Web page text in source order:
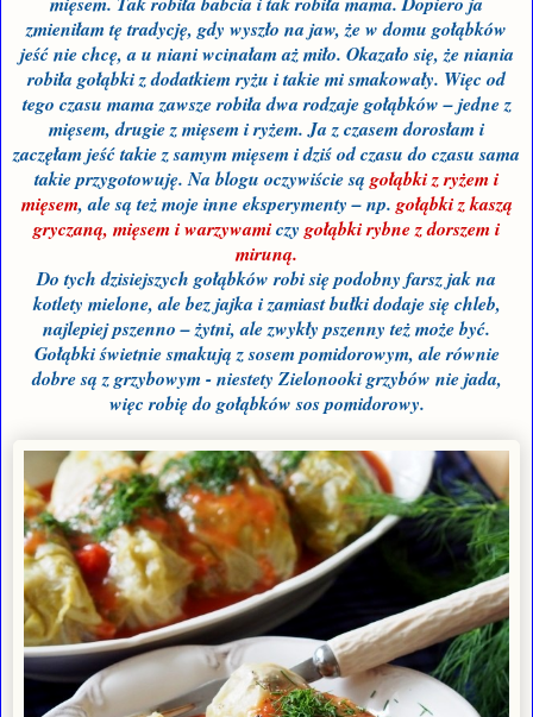
zmieniłam tę tradycję, gdy wyszło na jaw, że w domu gołąbków
jeść nie chcę, a u niani wcinałam aż miło. Okazało się, że niania
robiła gołąbki z dodatkiem ryżu i takie mi smakowały. Więc od
tego czasu mama zawsze robiła dwa rodzaje gołąbków – jedne z
mięsem, drugie z mięsem i ryżem. Ja z czasem dorosłam i
zaczęłam jeść takie z samym mięsem i dziś od czasu do czasu sama
takie przygotowuję. Na blogu oczywiście są gołąbki z ryżem i
mięsem, ale są też moje inne eksperymenty – np. gołąbki z kaszą
gryczaną, mięsem i warzywamiczy gołąbki rybne z dorszem i
miruną.
Do tych dzisiejszych gołąbków robi się podobny farsz jak na
kotlety mielone, ale bez jajka i zamiast bułki dodaje się chleb,
najlepiej pszenno – żytni, ale zwykły pszenny też może być.
Gołąbki świetnie smakują z sosem pomidorowym, ale równie
dobre są z grzybowym - niestety Zielonooki grzybów nie jada,
więc robię do gołąbków sos pomidorowy.